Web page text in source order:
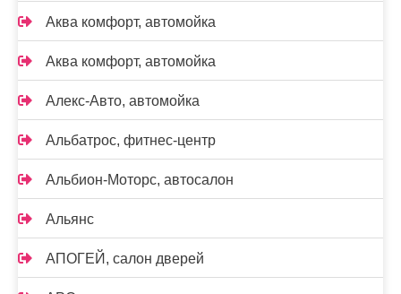
Аква комфорт, автомойка
Аква комфорт, автомойка
Алекс-Авто, автомойка
Альбатрос, фитнес-центр
Альбион-Моторс, автосалон
Альянс
АПОГЕЙ, салон дверей